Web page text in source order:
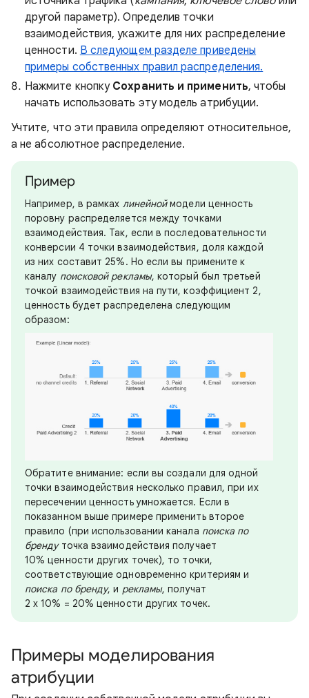
другой параметр). Определив точки
взаимодействия, укажите для них распределение
ценности. В следующем разделе приведены
примеры собственных правил распределения.
Нажмите кнопку Сохранить и применить, чтобы
начать использовать эту модель атрибуции.
Учтите, что эти правила определяют относительное,
а не абсолютное распределение.
Пример
Например, в рамках линейноймодели ценность
поровну распределяется между точками
взаимодействия. Так, если в последовательности
конверсии 4 точки взаимодействия, доля каждой
из них составит 25%. Но если вы примените к
каналу поисковой рекламы, который был третьей
точкой взаимодействия на пути, коэффициент 2,
ценность будет распределена следующим
образом:
Обратите внимание: если вы создали для одной
точки взаимодействия несколько правил, при их
пересечении ценность умножается. Если в
показанном выше примере применить второе
правило (при использовании канала поиска по
брендуточка взаимодействия получает
10% ценности других точек), то точки,
соответствующие одновременно критериям и
поиска по бренду, и рекламы, получат
2 x 10% = 20% ценности других точек.
Примеры моделирования
атрибуции